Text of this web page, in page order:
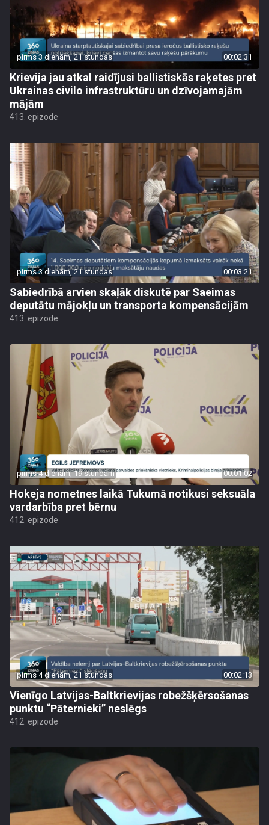
pirms 3 dienām, 21 stundas 00:02:31
Krievija jau atkal raidījusi ballistiskās raķetes pret
Ukrainas civilo infrastruktūru un dzīvojamajām
mājām
413. epizode
pirms 3 dienām, 21 stundas 00:03:21
Sabiedrībā arvien skaļāk diskutē par Saeimas
deputātu mājokļu un transporta kompensācijām
413. epizode
pirms 4 dienām, 19 stundām 00:01:02
Hokeja nometnes laikā Tukumā notikusi seksuāla
vardarbība pret bērnu
412. epizode
pirms 4 dienām, 21 stundas 00:02:13
Vienīgo Latvijas-Baltkrievijas robežšķērsošanas
punktu “Pāternieki” neslēgs
412. epizode